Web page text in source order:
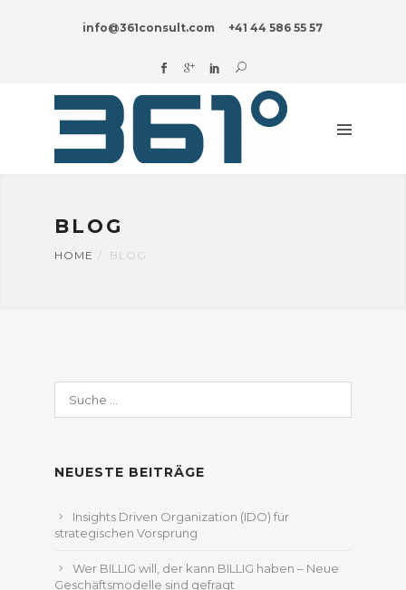
BRANCHEN
info@361consult.com +41 44 586 55 57
BLOG
HOME BLOG
Suche
NEUESTE BEITRÄGE
Insights Driven Organization (IDO) für
strategischen Vorsprung
Wer BILLIG will, der kann BILLIG haben – Neue
Geschäftsmodelle sind gefragt